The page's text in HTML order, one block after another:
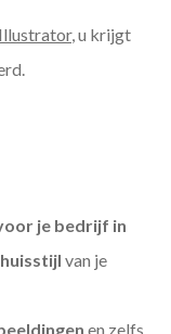
Illustrator, u krijgt
je bedrijf in
huisstijl van je
en zelfs